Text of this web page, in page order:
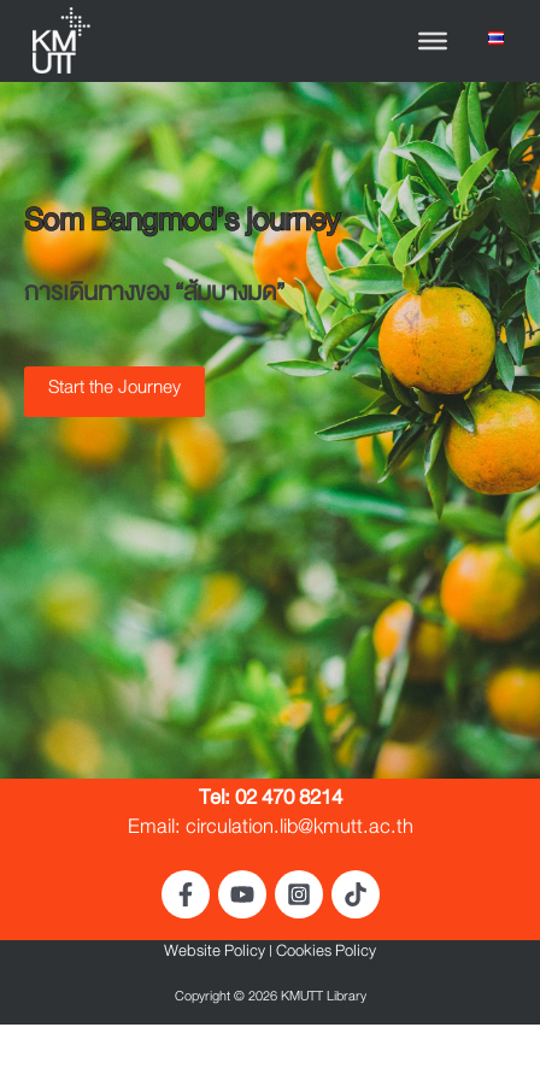
Som Bangmod’s journey
การเดินทางของ “ส้มบางมด”
Start the Journey
Tel: 02 470 8214
Email: circulation.lib@kmutt.ac.th
Website Policy Cookies Policy
Copyright © 2026 KMUTT Library